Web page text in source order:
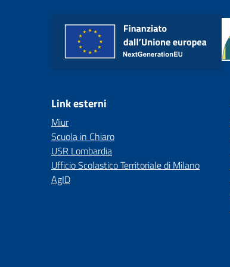
Link esterni
Miur
Scuola in Chiaro
USR Lombardia
Ufficio Scolastico Territoriale di Milano
AgID